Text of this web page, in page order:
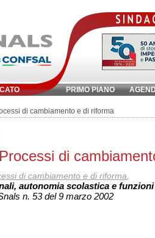
PRIMO PIANO
Inserisci parola chiave:
di cambiamento e di riforma
di
di cambiamento e di riforma
autonomia scolastica e
n. 53 del 9 marzo 2002